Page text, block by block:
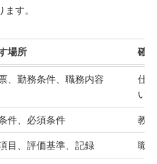
す。
場所 確
、勤務条件、職務内容
仕
い
件、必須条件 教
目、評価基準、記録 職